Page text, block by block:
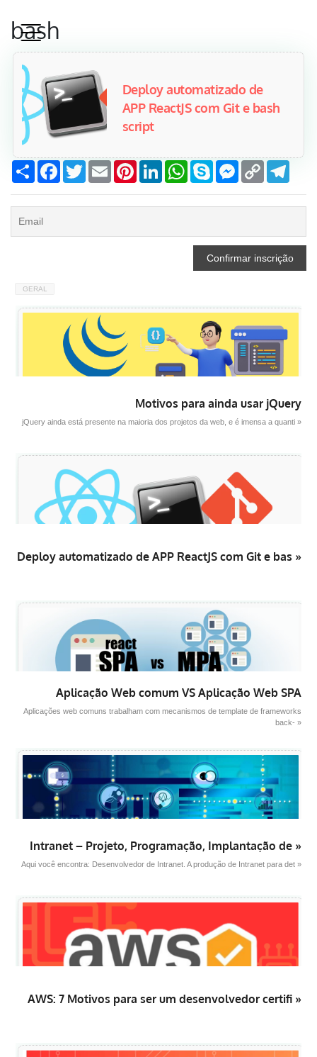
Compartilhar
Facebook
TwitterEmailPinterestLinkedInWhatsApp
SkypeMessenger
Copy
Link
GERAL
Motivos para ainda usar jQuery
jQuery ainda está presente na maioria dos projetos da web, e é imensa a quanti »
Deploy automatizado de APP ReactJS com Git e bas »
Aplicação Web comum VS Aplicação Web SPA
Aplicações web comuns trabalham com mecanismos de template de frameworks
back- »
Intranet – Projeto, Programação, Implantação de »
Aqui você encontra: Desenvolvedor de Intranet. A produção de Intranet para det »
AWS: 7 Motivos para ser um desenvolvedor certifi »
bash
Deploy automatizado de
APP ReactJS com Git e bash
script